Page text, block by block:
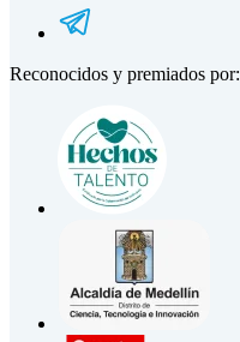
Reconocidos y premiados por: